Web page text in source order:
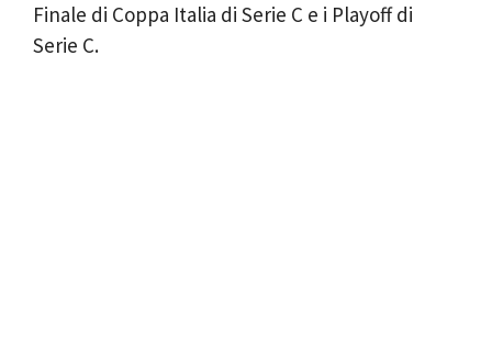
Finale di Coppa Italia di Serie C e i Playoff di
Serie C.